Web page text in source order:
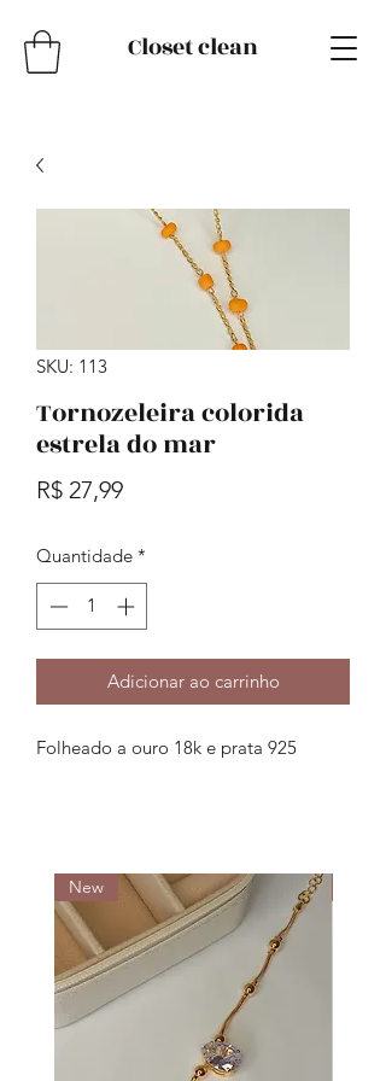
Closet clean
SKU: 113
Tornozeleira colorida
estrela do mar
R$ 27,99Preço
Quantidade *
Adicionar ao carrinho
Folheado a ouro 18k e prata 925
New